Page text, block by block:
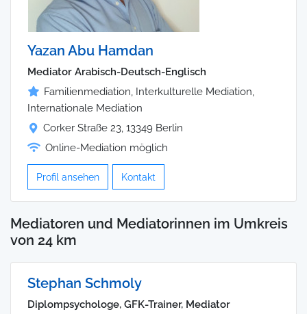
Yazan Abu Hamdan
Mediator Arabisch-Deutsch-Englisch
Familienmediation, Interkulturelle Mediation,
Internationale Mediation
Corker Straße 23, 13349 Berlin
Online-Mediation möglich
Profil ansehen Kontakt
Mediatoren und Mediatorinnen im Umkreis
von 24 km
Stephan Schmoly
Diplompsychologe, GFK-Trainer, Mediator